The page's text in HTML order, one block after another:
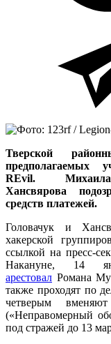
Тверской
предполагаемых
REvil.
Хансвярова
средств платежей.
Головачук и
хакерской
ссылкой на пресс-
Накануне, 14
арестовал Романа
также проходят по
четверым
(«Неправомерный
под стражей до 13